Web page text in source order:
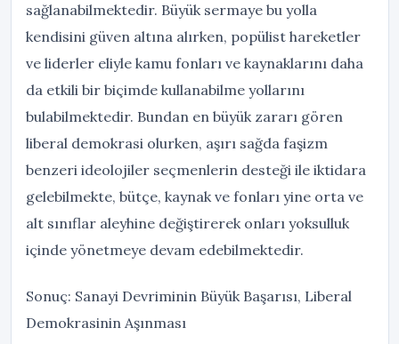
sağlanabilmektedir. Büyük sermaye bu yolla
kendisini güven altına alırken, popülist hareketler
ve liderler eliyle kamu fonları ve kaynaklarını daha
da etkili bir biçimde kullanabilme yollarını
bulabilmektedir. Bundan en büyük zararı gören
liberal demokrasi olurken, aşırı sağda faşizm
benzeri ideolojiler seçmenlerin desteği ile iktidara
gelebilmekte, bütçe, kaynak ve fonları yine orta ve
alt sınıflar aleyhine değiştirerek onları yoksulluk
içinde yönetmeye devam edebilmektedir.
Sonuç: Sanayi Devriminin Büyük Başarısı, Liberal
Demokrasinin Aşınması